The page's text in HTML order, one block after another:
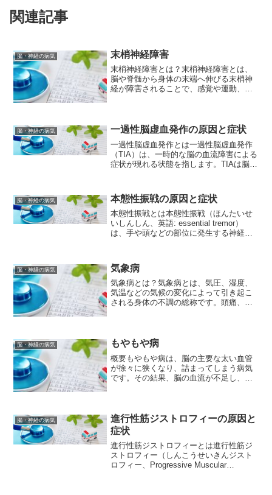
関連記事
脳・神経の病気 末梢神経障害
末梢神経障害とは？末梢神経障害とは、
脳や脊髄から身体の末端へ伸びる末梢神
経が障害されることで、感覚や運動、自
ては以下が挙げられます。...
脳・神経の病気 一過性脳虚血発作の原因と症状
一過性脳虚血発作とは一過性脳虚血発作
（TIA）は、一時的な脳の血流障害による
症状が現れる状態を指します。TIAは脳卒
れますが、症状が短時間（数分から数時
間）で消失する点...
脳・神経の病気 本態性振戦の原因と症状
本態性振戦とは本態性振戦（ほんたいせ
いしんしん、英語: essential tremor）
は、手や頭などの部位に発生する神経疾
で、動かしたり特定の動作を行ったりす
る際に...
脳・神経の病気 気象病
気象病とは？気象病とは、気圧、湿度、
気温などの気候の変化によって引き起こ
される身体の不調の総称です。頭痛、め
るさを感じやすいと言われて...
脳・神経の病気 もやもや病
概要もやもや病は、脳の主要な太い血管
が徐々に狭くなり、詰まってしまう病気
です。その結果、脳の血流が不足し、細
小児から成人まで幅広い年...
脳・神経の病気
進行性筋ジストロフィーの原因と
症状
進行性筋ジストロフィーとは進行性筋ジ
ストロフィー（しんこうせいきんジスト
ロフィー、Progressive Muscular